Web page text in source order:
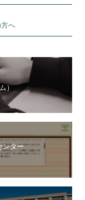
へ
）
ンター